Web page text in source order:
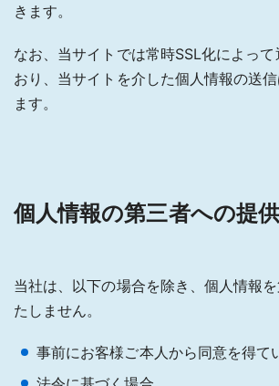
きます。
なお、当サイトでは常時SSL化によっ
おり、当サイトを介した個人情報の送
ます。
個人情報の第三者への提供
当社は、以下の場合を除き、個人情報
たしません。
事前にお客様ご本人から同意を得て